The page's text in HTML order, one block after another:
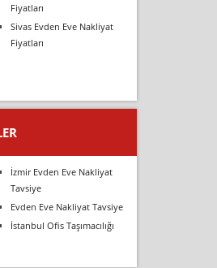
Fiyatları
Sivas Evden Eve Nakliyat
Fiyatları
İzmir Evden Eve Nakliyat
Tavsiye
Evden Eve Nakliyat Tavsiye
İstanbul Ofis Taşımacılığı